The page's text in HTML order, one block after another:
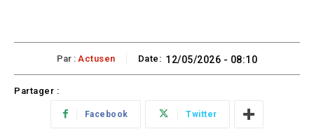
Par : Actusen Date: 12/05/2026 - 08:10
Partager :
Facebook Twitter